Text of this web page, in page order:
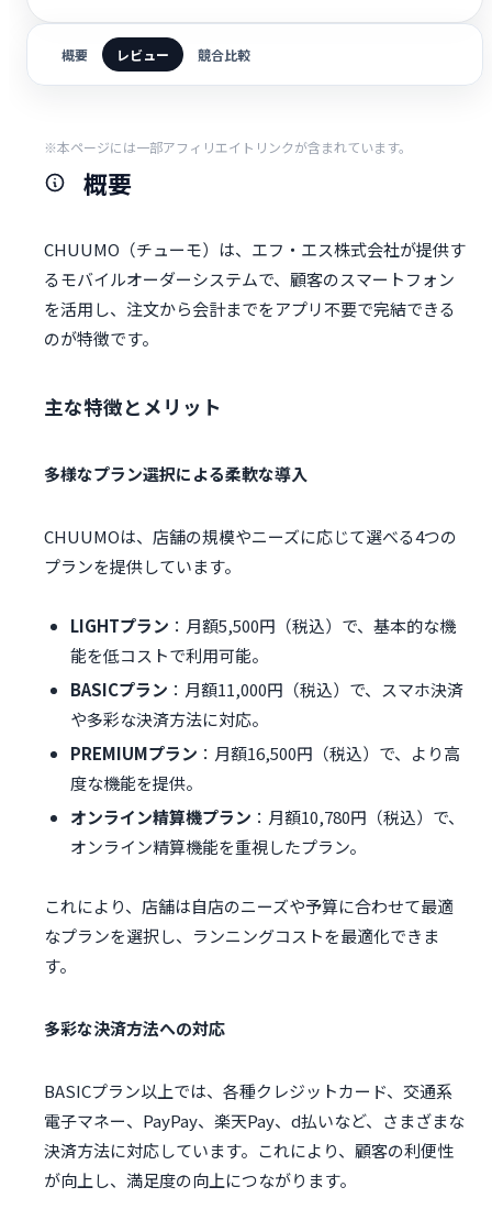
概要 レビュー 競合比較
※本ページには一部アフィリエイトリンクが含まれています。
概要
CHUUMO（チューモ）は、エフ・エス株式会社が提供す
るモバイルオーダーシステムで、顧客のスマートフォン
を活用し、注文から会計までをアプリ不要で完結できる
のが特徴です。
主な特徴とメリット
多様なプラン選択による柔軟な導入
CHUUMOは、店舗の規模やニーズに応じて選べる4つの
プランを提供しています。
LIGHTプラン ：月額5,500円（税込）で、基本的な機
能を低コストで利用可能。
BASICプラン ：月額11,000円（税込）で、スマホ決済
や多彩な決済方法に対応。
PREMIUMプラン ：月額16,500円（税込）で、より高
度な機能を提供。
オンライン精算機プラン ：月額10,780円（税込）で、
オンライン精算機能を重視したプラン。
これにより、店舗は自店のニーズや予算に合わせて最適
なプランを選択し、ランニングコストを最適化できま
す。
多彩な決済方法への対応
BASICプラン以上では、各種クレジットカード、交通系
電子マネー、PayPay、楽天Pay、d払いなど、さまざまな
決済方法に対応しています。これにより、顧客の利便性
が向上し、満足度の向上につながります。